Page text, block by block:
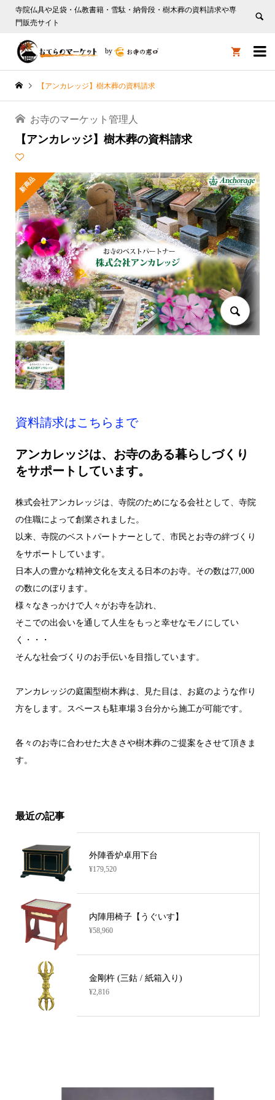
寺院仏具や足袋・仏教書籍・雪駄・納骨段・樹木葬の資料請求や専
門販売サイト

by 
【アンカレッジ】樹木葬の資料請求
お寺のマーケット管理人
【アンカレッジ】樹木葬の資料請求
新商品
資料請求はこちらまで
アンカレッジは、お寺のある暮らしづくり
をサポートしています。
株式会社アンカレッジは、寺院のためになる会社として、寺院
の住職によって創業されました。
以来、寺院のベストパートナーとして、市民とお寺の絆づくり
をサポートしています。
日本人の豊かな精神文化を支える日本のお寺。その数は77,000
の数にのぼります。
様々なきっかけで人々がお寺を訪れ、
そこでの出会いを通して人生をもっと幸せなモノにしてい
く・・・
そんな社会づくりのお手伝いを目指しています。
アンカレッジの庭園型樹木葬は、見た目は、お庭のような作り
方をします。スペースも駐車場３台分から施工が可能です。
各々のお寺に合わせた大きさや樹木葬のご提案をさせて頂きま
す。
最近の記事
外陣香炉卓用下台
¥179,520
内陣用椅子【うぐいす】
¥58,960
金剛杵 (三鈷 / 紙箱入り)
¥2,816